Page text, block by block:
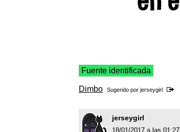
Fuente identificada
Dimbo Sugerido por jerseygirl
jerseygirl
18/01/2017 a las 01:27